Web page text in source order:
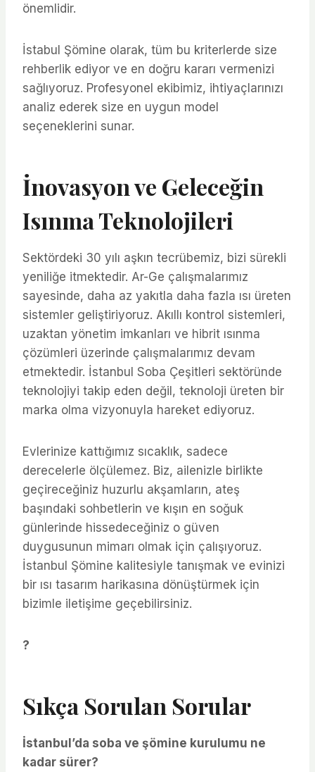
önemlidir.
İstabul Şömine olarak, tüm bu kriterlerde size
rehberlik ediyor ve en doğru kararı vermenizi
sağlıyoruz. Profesyonel ekibimiz, ihtiyaçlarınızı
analiz ederek size en uygun model
seçeneklerini sunar.
İnovasyon ve Geleceğin
Isınma Teknolojileri
Sektördeki 30 yılı aşkın tecrübemiz, bizi sürekli
yeniliğe itmektedir. Ar-Ge çalışmalarımız
sayesinde, daha az yakıtla daha fazla ısı üreten
sistemler geliştiriyoruz. Akıllı kontrol sistemleri,
uzaktan yönetim imkanları ve hibrit ısınma
çözümleri üzerinde çalışmalarımız devam
etmektedir. İstanbul Soba Çeşitleri sektöründe
teknolojiyi takip eden değil, teknoloji üreten bir
marka olma vizyonuyla hareket ediyoruz.
Evlerinize kattığımız sıcaklık, sadece
derecelerle ölçülemez. Biz, ailenizle birlikte
geçireceğiniz huzurlu akşamların, ateş
başındaki sohbetlerin ve kışın en soğuk
günlerinde hissedeceğiniz o güven
duygusunun mimarı olmak için çalışıyoruz.
İstanbul Şömine kalitesiyle tanışmak ve evinizi
bir ısı tasarım harikasına dönüştürmek için
bizimle iletişime geçebilirsiniz.
?
Sıkça Sorulan Sorular
İstanbul’da soba ve şömine kurulumu ne
kadar sürer?